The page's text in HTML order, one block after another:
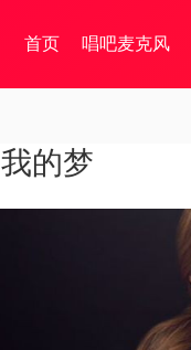
首页 唱吧麦克风
我的梦